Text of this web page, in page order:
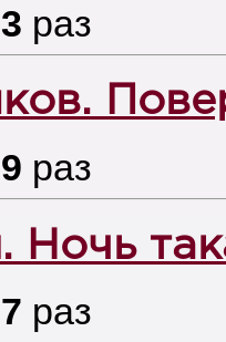
раз
раз
Ночь
раз